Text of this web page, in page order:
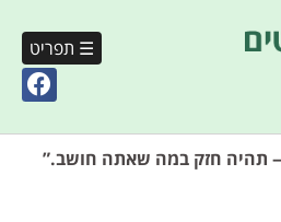
☰ תפריט
תהיה חזק במה שאתה חושב.”